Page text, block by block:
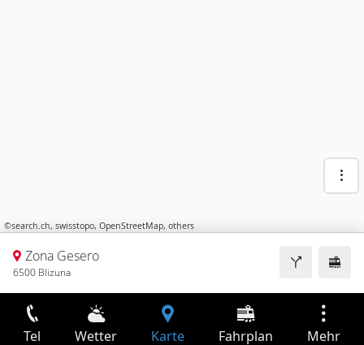
©search.ch, swisstopo, OpenStreetMap, others
Zona Gesero
6500 Blizuna
Tel Wetter Karte Fahrplan Mehr